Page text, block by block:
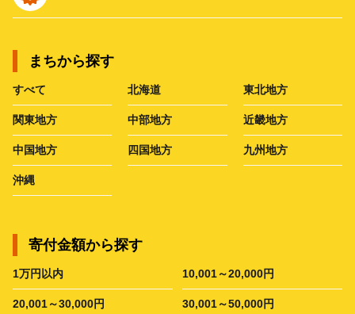
まちから探す
すべて 北海道 東北地方
関東地方 中部地方 近畿地方
中国地方 四国地方 九州地方
沖縄
寄付金額から探す
1万円以内 10,001～20,000円
20,001～30,000円 30,001～50,000円